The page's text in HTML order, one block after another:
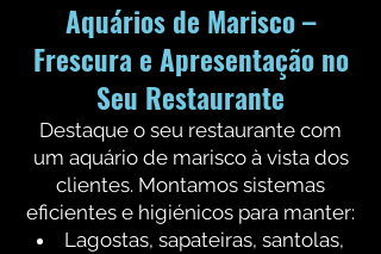
Aquários de Marisco –
Frescura e Apresentação no
Seu Restaurante
Destaque o seu restaurante com
um aquário de marisco à vista dos
clientes. Montamos sistemas
eficientes e higiénicos para manter:
Lagostas, sapateiras, santolas,